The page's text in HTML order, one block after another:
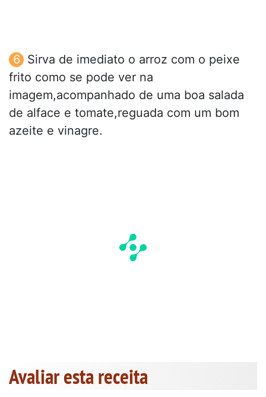
Sirva de imediato o arroz com o peixe
frito como se pode ver na
imagem,acompanhado de uma boa salada
de alface e tomate,reguada com um bom
azeite e vinagre.
Avaliar esta receita